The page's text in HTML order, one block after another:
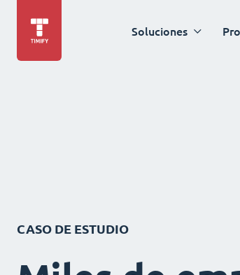
Soluciones
CASO DE ESTUDIO